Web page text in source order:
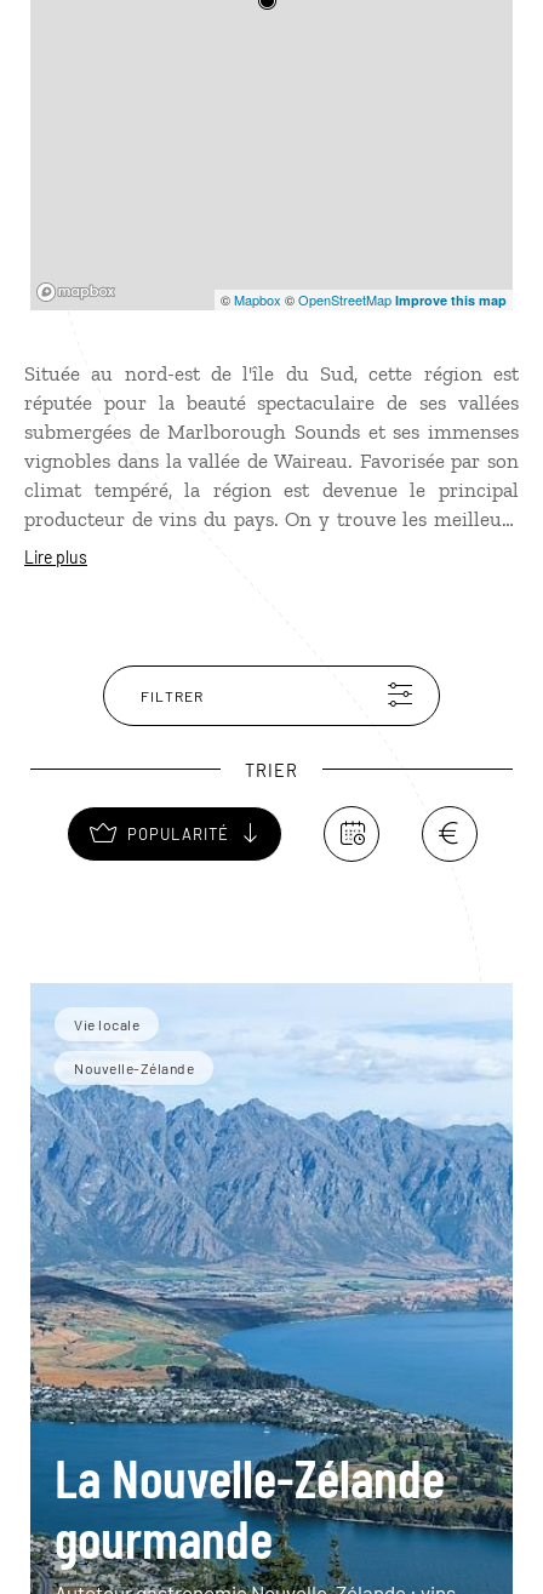
©Mapbox ©OpenStreetMap Improve this map
Située au nord-est de l'île du Sud, cette région est
réputée pour la beauté spectaculaire de ses vallées
submergées de Marlborough Sounds et ses immenses
vignobles dans la vallée de Waireau. Favorisée par son
climat tempéré, la région est devenue le principal
producteur de vins du pays. On y trouve les meilleurs
crus néo-zélandais, dont du sauvignon blanc, du
innombrables cours d'eau, c'est également une
destination propice à toutes sortes d'activités : visite de
domaines, dégustation de vins, kayak, vélo, randonnée…
Lire plus
FILTRER
TRIER
POPULARITÉ
Vie locale
Nouvelle-Zélande
La Nouvelle-Zélande
gourmande